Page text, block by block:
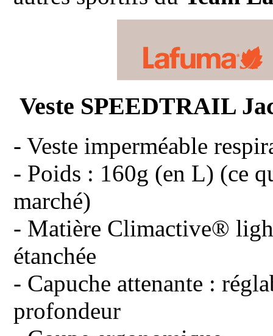
Veste SPEEDTRAIL
- Veste imperméable
- Poids : 160g (en L) (ce
marché)
- Matière Climactive®
étanchée
- Capuche attenante :
profondeur